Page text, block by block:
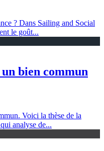
? Dans Sailing and Social
le goût...
bien commun
Voici la thèse de la
analyse de...